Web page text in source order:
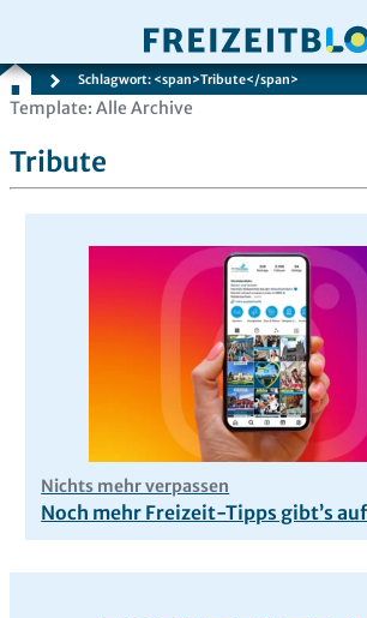
Zum
springen
Schlagwort: <span>Tribute</span>
Template: Alle Archive
Tribute
Nichts mehr verpassen
Noch mehr Freizeit-Tipps gibt’s